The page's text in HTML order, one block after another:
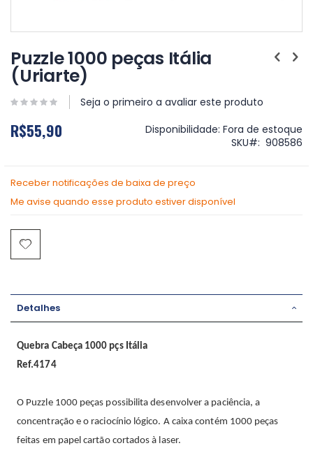
para
o
início
da
Galeria
imagens
Puzzle 1000 peças Itália
(Uriarte)
Seja o primeiro a avaliar este produto
R$55,90 Disponibilidade: Fora de estoque
SKU
908586
Receber notificações de baixa de preço
Me avise quando esse produto estiver disponível
Detalhes
Quebra Cabeça 1000 pçs Itália
Ref.4174
O Puzzle 1000 peças possibilita desenvolver a paciência, a
concentração e o raciocínio lógico. A caixa contém 1000 peças
feitas em papel cartão cortados à laser.